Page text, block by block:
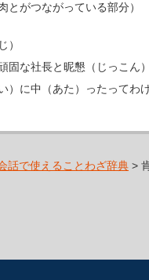
とがつながっている部分
）
頑固な社長と昵懇（じっこ
）に中（あた）ったってわけ
話で使えることわざ辞典 >